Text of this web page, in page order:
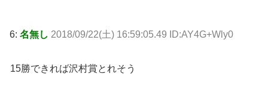
6: 名無し 2018/09/22(土) 16:59:05.49 ID:AY4G+Wly0
15勝できれば沢村賞とれそう